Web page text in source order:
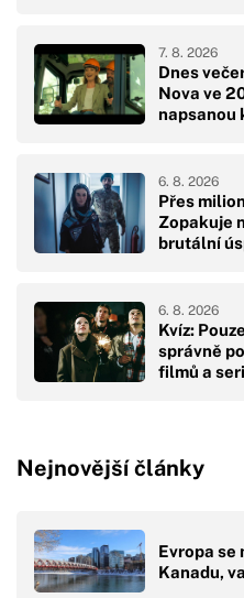
Dnes
Nova ve
napsanou
7. 8. 2026
Přes
Zopakuje
brutální
6. 8. 2026
Kvíz:
správně
filmů a
6. 8. 2026
Nejnovější články
Evropa se
Kanadu,